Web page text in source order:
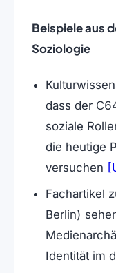
Beispiele aus
Soziologie
dass der
soziale
die heutige
versuchen
Fachartikel
Berlin)
Identität im